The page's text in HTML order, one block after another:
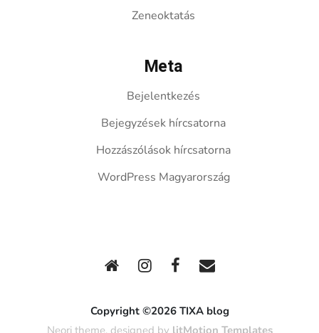
Zeneoktatás
Meta
Bejelentkezés
Bejegyzések hírcsatorna
Hozzászólások hírcsatorna
WordPress Magyarország
Copyright ©2026 TIXA blog
Neori theme, designed by litMotion Templates